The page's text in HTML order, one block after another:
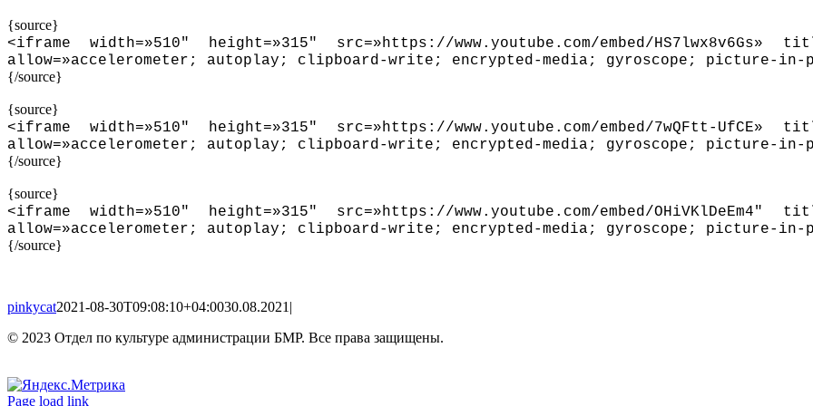
{source}
<iframe width=»510″ height=»315″ src=»https://www.youtube.com/embed/HS7lwx8v6Gs»
allow=»accelerometer; autoplay; clipboard-write; encrypted-media; gyroscope; picture-
{/source}
{source}
<iframe width=»510″ height=»315″ src=»https://www.youtube.com/embed/7wQFtt-UfCE»
allow=»accelerometer; autoplay; clipboard-write; encrypted-media; gyroscope; picture-
{/source}
{source}
<iframe width=»510″ height=»315″ src=»https://www.youtube.com/embed/OHiVKlDeEm4″
allow=»accelerometer; autoplay; clipboard-write; encrypted-media; gyroscope; picture-
{/source}
pinkycat2021-08-30T09:08:10+04:0030.08.2021|
© 2023 Отдел по культуре администрации БМР. Все права защищены.
Вконтакте
Одноклассники
Page load link